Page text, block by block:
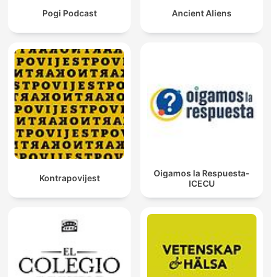
Pogi Podcast Ancient Aliens
Kontrapovijest
Oigamos la Respuesta-
ICECU